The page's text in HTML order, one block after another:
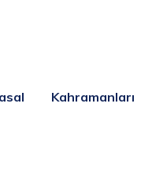
Kahramanları